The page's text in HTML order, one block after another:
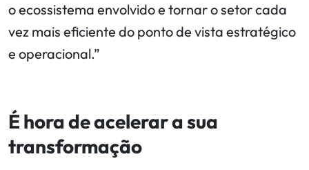
o ecossistema envolvido e tornar o setor cada
vez mais eficiente do ponto de vista estratégico
e operacional.”
É hora de acelerar a sua
transformação